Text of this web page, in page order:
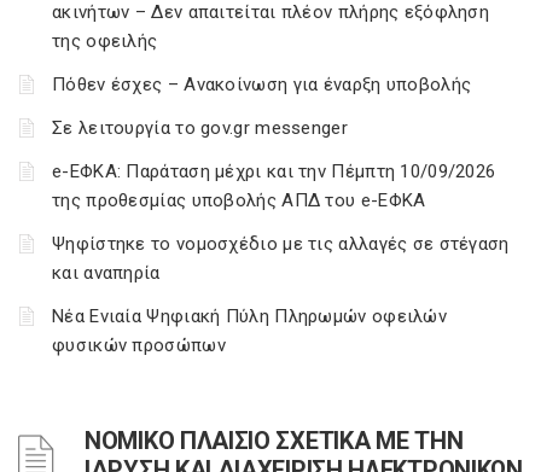
ακινήτων – Δεν απαιτείται πλέον πλήρης εξόφληση
της οφειλής
Πόθεν έσχες – Ανακοίνωση για έναρξη υποβολής
Σε λειτουργία το gov.gr messenger
e-ΕΦΚΑ: Παράταση μέχρι και την Πέμπτη 10/09/2026
της προθεσμίας υποβολής ΑΠΔ του e-ΕΦΚΑ
Ψηφίστηκε το νομοσχέδιο με τις αλλαγές σε στέγαση
και αναπηρία
Νέα Ενιαία Ψηφιακή Πύλη Πληρωμών οφειλών
φυσικών προσώπων
ΝΟΜΙΚΟ ΠΛΑΙΣΙΟ ΣΧΕΤΙΚΑ ΜΕ ΤΗΝ